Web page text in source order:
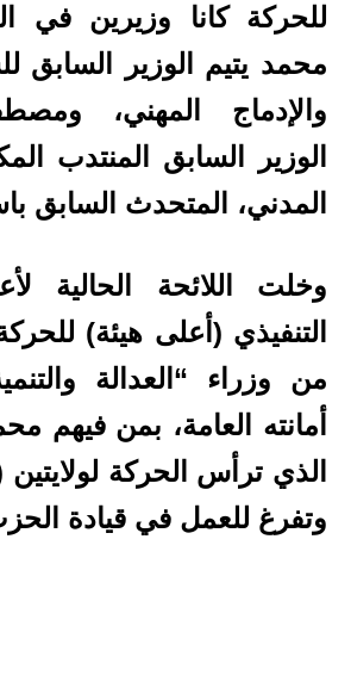
للحركة كانا وزيرين في
محمد يتيم الوزير السابق
والإدماج المهني،
الوزير السابق المنتدب
المدني، المتحدث السابق
وخلت اللائحة الحالية
التنفيذي (أعلى هيئة)
من وزراء “العدالة
أمانته
العامة، بمن فيهم
وتفرغ للعمل في قيادة